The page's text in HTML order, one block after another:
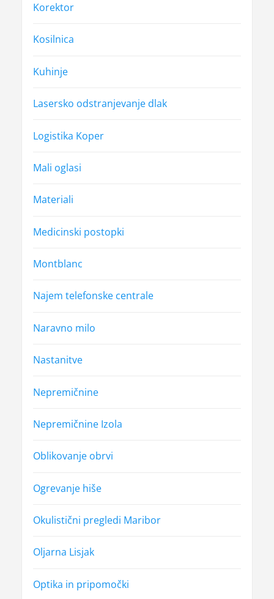
Korektor
Kosilnica
Kuhinje
Lasersko odstranjevanje dlak
Logistika Koper
Mali oglasi
Materiali
Medicinski postopki
Montblanc
Najem telefonske centrale
Naravno milo
Nastanitve
Nepremičnine
Nepremičnine Izola
Oblikovanje obrvi
Ogrevanje hiše
Okulistični pregledi Maribor
Oljarna Lisjak
Optika in pripomočki